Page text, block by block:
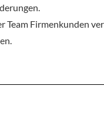
Firmenkunden